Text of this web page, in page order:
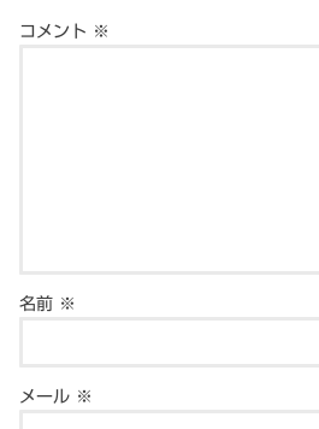
コメント ※
名前 ※
メール ※